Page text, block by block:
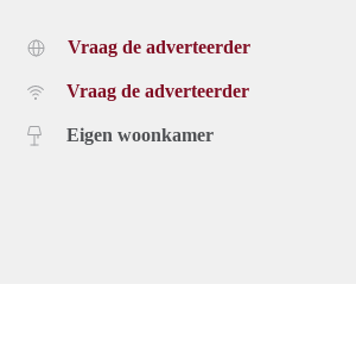
Vraag de adverteerder
Vraag de adverteerder
Eigen woonkamer